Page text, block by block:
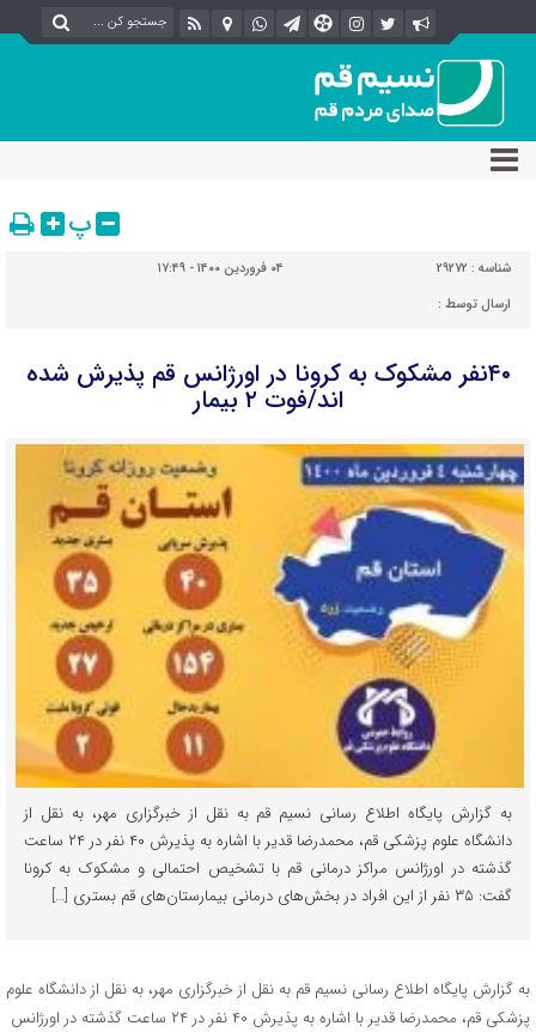
پ
شناسه : 29272
۰۴ فروردین ۱۴۰۰ - ۱۷:۴۹
ارسال توسط :
۴۰نفر مشکوک به کرونا در اورژانس قم پذیرش شده
اند/فوت ۲ بیمار
به گزارش پایگاه اطلاع رسانی نسیم قم به نقل از خبرگزاری مهر، به نقل از
دانشگاه علوم پزشکی قم، محمدرضا قدیر با اشاره به پذیرش ۴۰ نفر در ۲۴ ساعت
گذشته در اورژانس مراکز درمانی قم با تشخیص احتمالی و مشکوک به کرونا
گفت: ۳۵ نفر از این افراد در بخش‌های درمانی بیمارستان‌های قم بستری […]
به گزارش پایگاه اطلاع رسانی نسیم قم به نقل از خبرگزاری مهر، به نقل از دانشگاه علوم
پزشکی قم، محمدرضا قدیر با اشاره به پذیرش ۴۰ نفر در ۲۴ ساعت گذشته در اورژانس